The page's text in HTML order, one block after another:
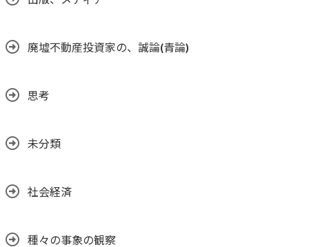
廃墟不動産投資家の、誠論(青論)
思考
未分類
社会経済
種々の事象の観察